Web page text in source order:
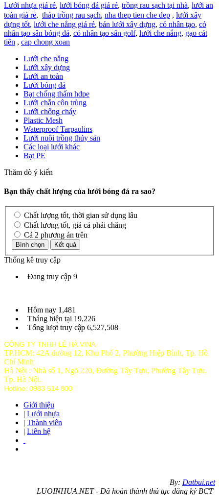
Lưới nhựa giá rẻ, lưới bóng đá giá rẻ, trồng rau sạch tại nhà, lưới an
toàn giá rẻ, tháp trồng rau sạch, nha thep tien che dep , lưới xây
dựng tốt, lưới che nắng giá rẻ, bán lưới xây dựng, cỏ nhân tạo, cỏ
nhân tạo sân bóng đá, cỏ nhân tạo sân golf, lưới che nắng, gạo cát
tiên , cap chong xoan
Lưới che nắng
Lưới xây dựng
Lưới an toàn
Lưới bóng đá
Bạt chống thấm hdpe
Lưới chắn côn trùng
Lưới chống cháy
Plastic Mesh
Waterproof Tarpaulins
Lưới nuôi trồng thủy sản
Các loại lưới khác
Bạt PE
Thăm dò ý kiến
Bạn thấy chất lượng của lưới bóng đá ra sao?
Chất lượng tốt, thời gian sử dụng lâu
Chất lương tốt, giá cả phải chăng
Cả 2 phương án trên
Thống kê truy cập
Đang truy cập 9
Hôm nay 1,481
Tháng hiện tại 19,226
Tổng lượt truy cập 6,527,508
CÔNG TY TNHH LÊ HÀ VINA
TP.HCM: 42A đường 12, Khu Phố 2, Phường Hiệp Bình, Tp. Hồ
Chí Minh
Hà Nội : Nhà số 1, Ngõ 220, Đường Tây Tựu, Phường Tây Tựu,
Tp. Hà Nội.
Hotline: 0983 514 800
Giới thiệu
| Lưới nhựa
| Thành viên
| Liên hệ
By: Datbui.net
LUOINHUA.NET - Đã hoàn thành thủ tục đăng ký BCT